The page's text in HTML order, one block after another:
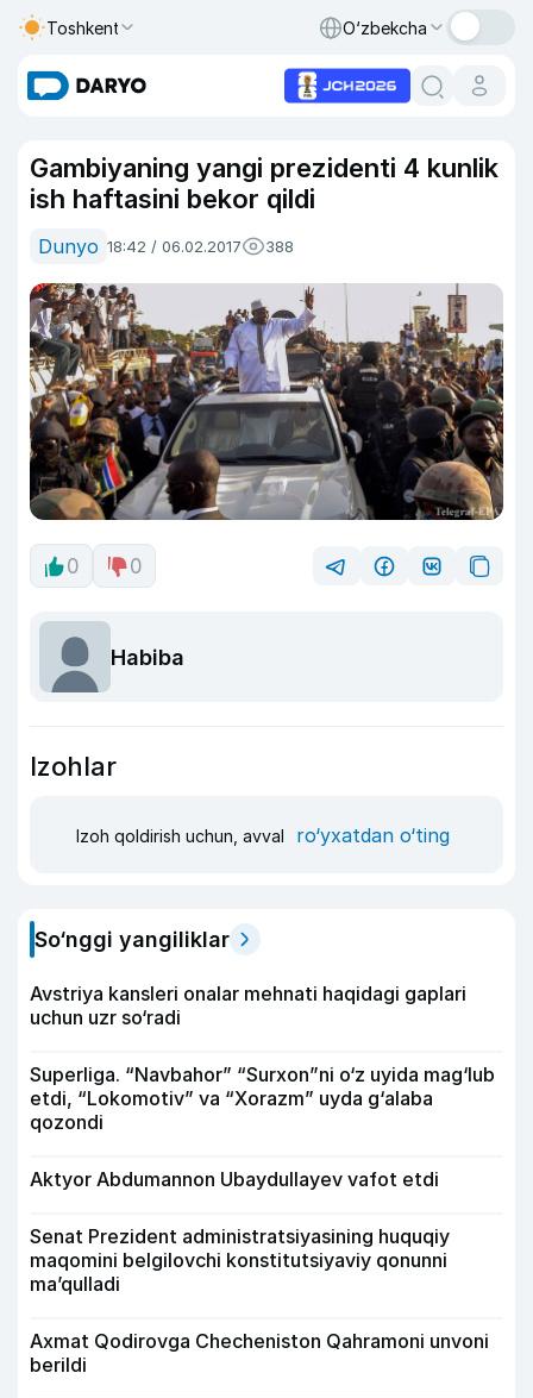
Toshkent O‘zbekcha
Gambiyaning yangi prezidenti 4 kunlik
ish haftasini bekor qildi
Dunyo 18:42 / 06.02.2017 388
0 0
Habiba
Izohlar
Izoh qoldirish uchun, avval ro‘yxatdan o‘ting
So‘nggi yangiliklar
Avstriya kansleri onalar mehnati haqidagi gaplari
uchun uzr so‘radi
Superliga. “Navbahor” “Surxon”ni o‘z uyida mag‘lub
etdi, “Lokomotiv” va “Xorazm” uyda g‘alaba
qozondi
Aktyor Abdu­mannon Ubaydullayev vafot etdi
Senat Prezident administratsiyasining huquqiy
maqomini belgilovchi konstitutsiyaviy qonunni
ma’qulladi
Axmat Qodirovga Checheniston Qahramoni unvoni
berildi